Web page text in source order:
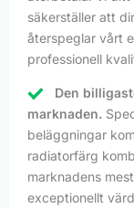
säkerställer att
återspeglar vårt
professionell
Den
marknaden.
beläggningar
radiatorfärg
marknadens
exceptionellt